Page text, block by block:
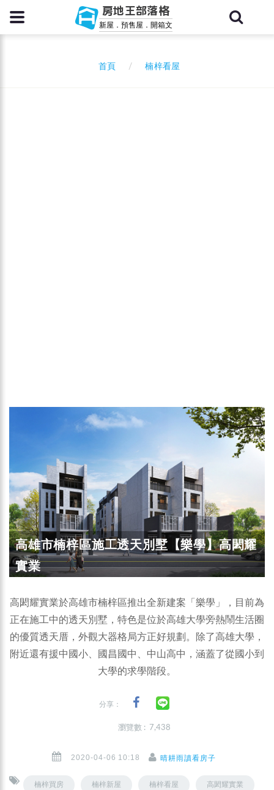
房地王部落格
新屋．預售屋．開箱文
首頁 楠梓看屋
高雄市楠梓區施工透天別墅【樂學】高閎耀
實業
高閎耀實業於高雄市楠梓區推出全新建案「樂學」，目前為
正在施工中的透天別墅，特色是位於高雄大學旁熱鬧生活圈
的優質透天厝，外觀大器格局方正好規劃。除了高雄大學，
附近還有援中國小、國昌國中、中山高中，涵蓋了從國小到
大學的求學階段。
分享：
瀏覽數 : 7,438
2020-04-06 10:18 晴耕雨讀看房子
楠梓買房 楠梓新屋 楠梓看屋 高閎耀實業